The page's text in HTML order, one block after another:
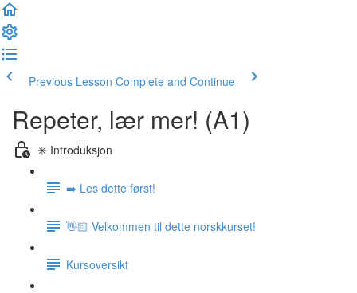
Previous Lesson Complete and Continue
Repeter, lær mer! (A1)
✳️ Introduksjon
➡️ Les dette først!
👋🏻 Velkommen til dette norskkurset!
Kursoversikt